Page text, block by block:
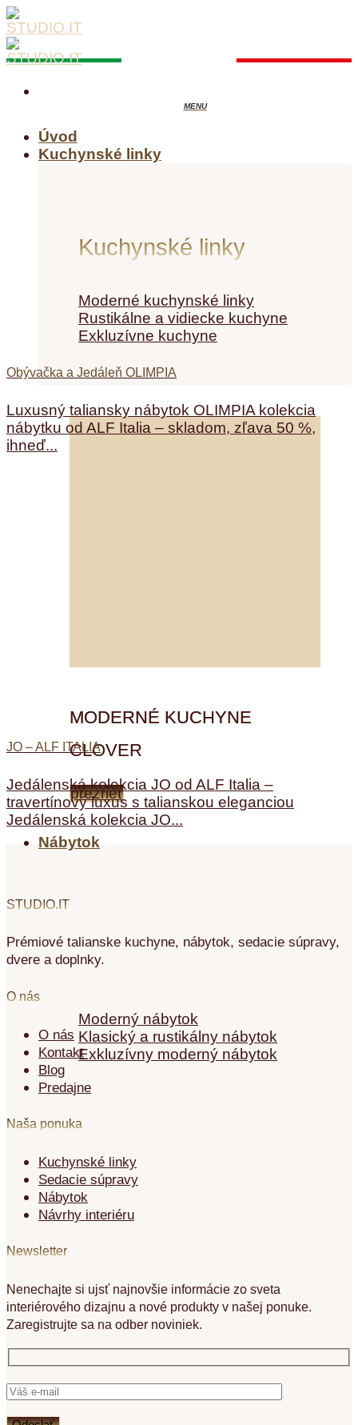
Skip
to
content
Úvod
Kuchynské linky
Kuchynské linky
Moderné kuchynské linky
Rustikálne a vidiecke kuchyne
Exkluzívne kuchyne
MODERNÉ KUCHYNE
CLOVER
prezrieť
Nábytok
Nábytok
Moderný nábytok
Klasický a rustikálny nábytok
Exkluzívny moderný nábytok
Obývačka a Jedáleň OLIMPIA
Luxusný taliansky nábytok OLIMPIA kolekcia
nábytku od ALF Italia – skladom, zľava 50 %,
ihneď...
JO – ALF ITALIA
Jedálenská kolekcia JO od ALF Italia –
travertínový luxus s talianskou eleganciou
Jedálenská kolekcia JO...
STUDIO.IT
Prémiové talianske kuchyne, nábytok, sedacie súpravy,
dvere a doplnky.
O nás
O nás
Kontakt
Blog
Predajne
Naša ponuka
Kuchynské linky
Sedacie súpravy
Nábytok
Návrhy interiéru
Newsletter
Nenechajte si ujsť najnovšie informácie zo sveta
interiérového dizajnu a nové produkty v našej ponuke.
Zaregistrujte sa na odber noviniek.